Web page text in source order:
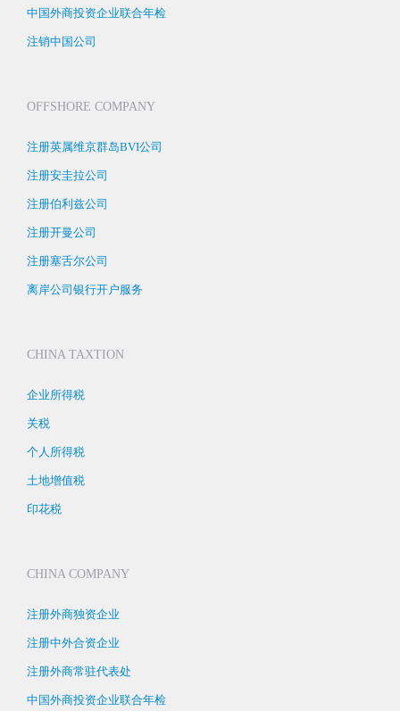
中国外商投资企业联合年检
注销中国公司
OFFSHORE COMPANY
注册英属维京群岛BVI公司
注册安圭拉公司
注册伯利兹公司
注册开曼公司
注册塞舌尔公司
离岸公司银行开户服务
CHINA TAXTION
企业所得税
关税
个人所得税
土地增值税
印花税
CHINA COMPANY
注册外商独资企业
注册中外合资企业
注册外商常驻代表处
中国外商投资企业联合年检